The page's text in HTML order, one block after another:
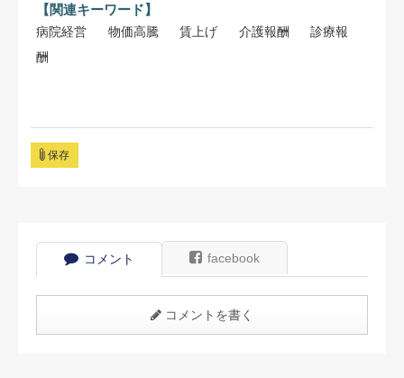
【関連キーワード】
病院経営 物価高騰 賃上げ 介護報酬
診療報
酬
保存
コメント facebook
コメントを書く